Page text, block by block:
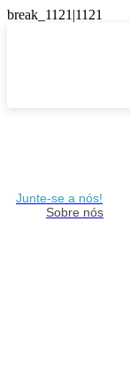
Junte-se a nós!
Sobre nós